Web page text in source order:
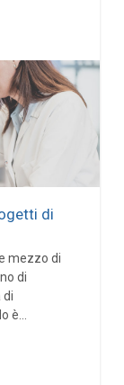
di
mezzo di
di
di
è...